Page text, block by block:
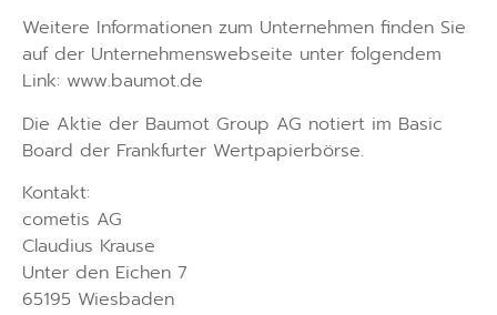
Weitere Informationen zum Unternehmen finden Sie
auf der Unternehmenswebseite unter folgendem
Link: www.baumot.de
Die Aktie der Baumot Group AG notiert im Basic
Board der Frankfurter Wertpapierbörse.
Kontakt:
cometis AG
Claudius Krause
Unter den Eichen 7
65195 Wiesbaden